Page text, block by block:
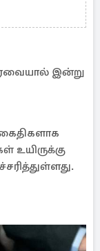
இன்று
உயிருக்கு